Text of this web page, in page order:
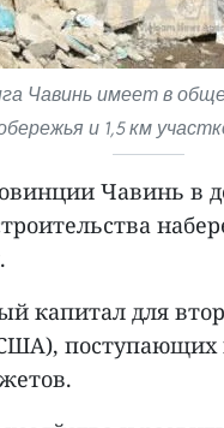
Чавинь имеет в
и 1,5 км
Чавинь в
капитал для
поступающих